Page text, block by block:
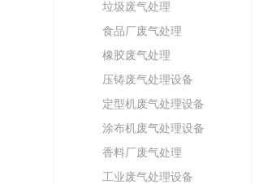
垃圾废气处理
食品厂废气处理
橡胶废气处理
压铸废气处理设备
定型机废气处理设备
涂布机废气处理设备
香料厂废气处理
工业废气处理设备